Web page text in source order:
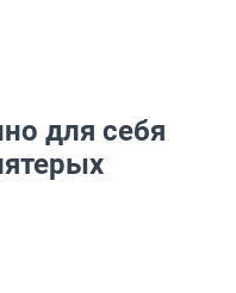
для себя